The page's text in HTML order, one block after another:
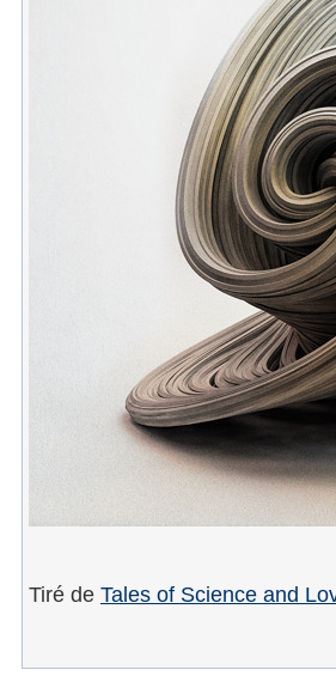
Tiré de Tales of Science and